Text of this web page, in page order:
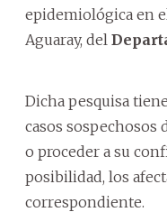
epidemiológica en
Aguaray, del
Dicha pesquisa
casos sospechosos
o proceder a su
posibilidad, los
correspondiente.